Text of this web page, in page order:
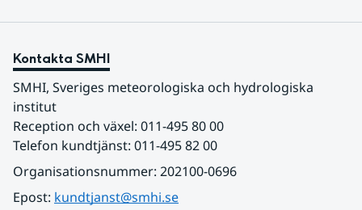
Kontakta SMHI
SMHI, Sveriges meteorologiska och hydrologiska
institut
Reception och växel: 011-495 80 00
Telefon kundtjänst: 011-495 82 00
Organisationsnummer: 202100-0696
Epost: kundtjanst@smhi.se